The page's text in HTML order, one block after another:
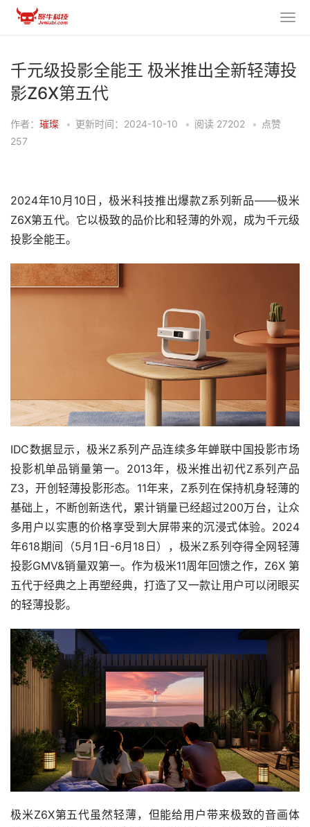
千元级投影全能王 极米推出全新轻薄投
影Z6X第五代
作者： 璀璨 • 更新时间：2024-10-10 • 阅读 27202 • 点赞
257
2024年10月10日，极米科技推出爆款Z系列新品——极米
Z6X第五代。它以极致的品价比和轻薄的外观，成为千元级
投影全能王。
IDC数据显示，极米Z系列产品连续多年蝉联中国投影市场
投影机单品销量第一。2013年，极米推出初代Z系列产品
Z3，开创轻薄投影形态。11年来，Z系列在保持机身轻薄的
基础上，不断创新迭代，累计销量已经超过200万台，让众
多用户以实惠的价格享受到大屏带来的沉浸式体验。2024
年618期间（5月1日-6月18日），极米Z系列夺得全网轻薄
投影GMV&销量双第一。作为极米11周年回馈之作，Z6X 第
五代于经典之上再塑经典，打造了又一款让用户可以闭眼买
的轻薄投影。
极米Z6X第五代虽然轻薄，但能给用户带来极致的音画体